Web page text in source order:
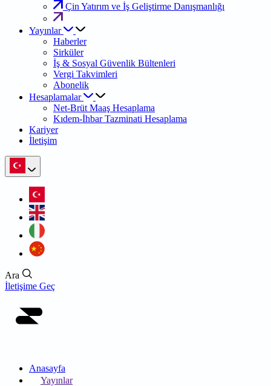
Çin Yatırım ve İş Geliştirme Danışmanlığı
Yayınlar
Haberler
Sirküler
İş & Sosyal Güvenlik Bültenleri
Vergi Takvimleri
Abonelik
Hesaplamalar
Net-Brüt Maaş Hesaplama
Kıdem-İhbar Tazminati Hesaplama
Kariyer
İletişim
Ara
İletişime Geç
Anasayfa
Yayınlar